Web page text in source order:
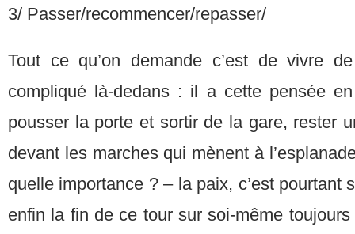
3/ Passer/recommencer/repasser/
Tout ce qu’on demande c’est de vivre
compliqué là-dedans : il a cette pensée
pousser la porte et sortir de la gare, rester
devant les marches qui mènent à
quelle importance ? – la paix, c’est pourtant
enfin la fin de ce tour sur soi-même